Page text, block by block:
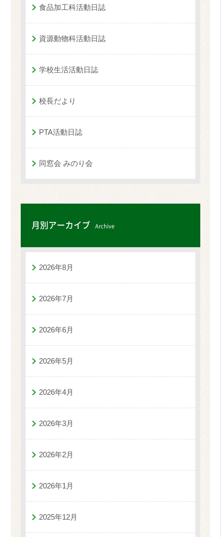
食品加工科活動日誌
資源動物科活動日誌
学校生活活動日誌
校長だより
PTA活動日誌
同窓会 みのり会
月別アーカイブ Archive
2026年8月
2026年7月
2026年6月
2026年5月
2026年4月
2026年3月
2026年2月
2026年1月
2025年12月